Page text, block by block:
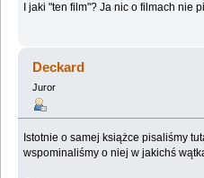
I jaki "ten film"? Ja nic o filmach nie
Deckard
Juror
Istotnie o samej książce pisaliśmy
wspominaliśmy o niej w jakichś